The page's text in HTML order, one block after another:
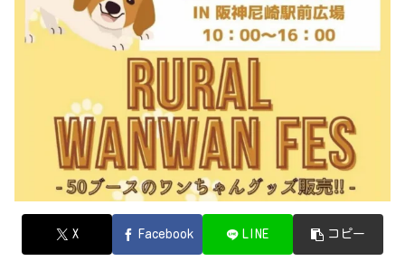
X Facebook LINE コピー